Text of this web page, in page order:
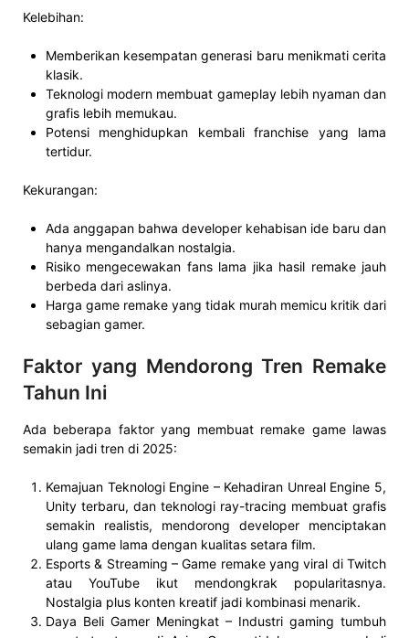
Kelebihan:
Memberikan kesempatan generasi baru menikmati cerita
klasik.
Teknologi modern membuat gameplay lebih nyaman dan
grafis lebih memukau.
Potensi menghidupkan kembali franchise yang lama
tertidur.
Kekurangan:
Ada anggapan bahwa developer kehabisan ide baru dan
hanya mengandalkan nostalgia.
Risiko mengecewakan fans lama jika hasil remake jauh
berbeda dari aslinya.
Harga game remake yang tidak murah memicu kritik dari
sebagian gamer.
Faktor yang Mendorong Tren Remake
Tahun Ini
Ada beberapa faktor yang membuat remake game lawas
semakin jadi tren di 2025:
Kemajuan Teknologi Engine – Kehadiran Unreal Engine 5,
Unity terbaru, dan teknologi ray-tracing membuat grafis
semakin realistis, mendorong developer menciptakan
ulang game lama dengan kualitas setara film.
Esports & Streaming – Game remake yang viral di Twitch
atau YouTube ikut mendongkrak popularitasnya.
Nostalgia plus konten kreatif jadi kombinasi menarik.
Daya Beli Gamer Meningkat – Industri gaming tumbuh